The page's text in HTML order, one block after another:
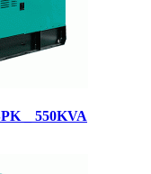
_ 550KVA